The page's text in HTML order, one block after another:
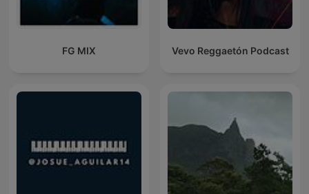
FG MIX Vevo Reggaetón Podcast